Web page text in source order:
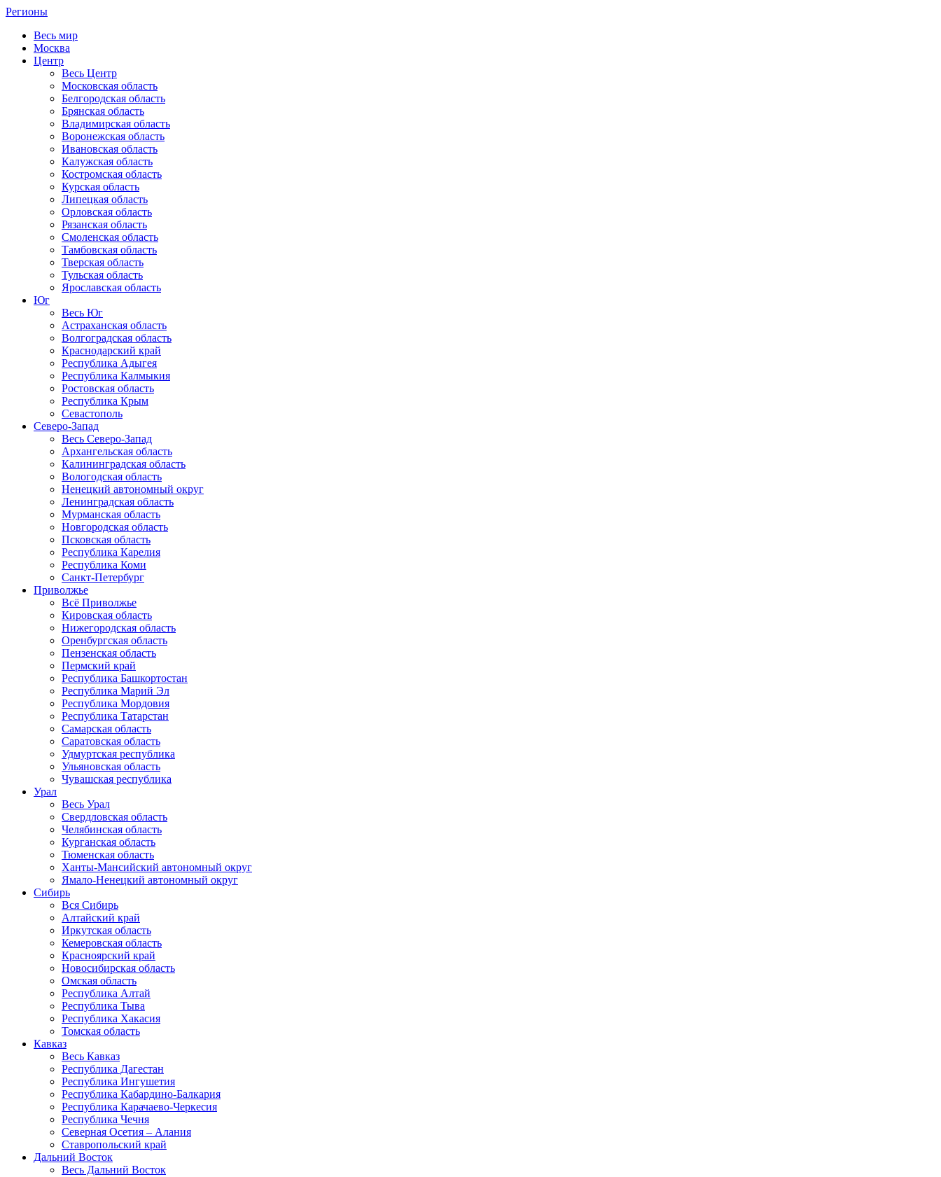
Регионы
Весь мир
Москва
Центр
Весь Центр
Московская область
Белгородская область
Брянская область
Владимирская область
Воронежская область
Ивановская область
Калужская область
Костромская область
Курская область
Липецкая область
Орловская область
Рязанская область
Смоленская область
Тамбовская область
Тверская область
Тульская область
Ярославская область
Юг
Весь Юг
Астраханская область
Волгоградская область
Краснодарский край
Республика Адыгея
Республика Калмыкия
Ростовская область
Республика Крым
Севастополь
Северо-Запад
Весь Северо-Запад
Архангельская область
Калининградская область
Вологодская область
Ненецкий автономный округ
Ленинградская область
Мурманская область
Новгородская область
Псковская область
Республика Карелия
Республика Коми
Санкт-Петербург
Приволжье
Всё Приволжье
Кировская область
Нижегородская область
Оренбургская область
Пензенская область
Пермский край
Республика Башкортостан
Республика Марий Эл
Республика Мордовия
Республика Татарстан
Самарская область
Саратовская область
Удмуртская республика
Ульяновская область
Чувашская республика
Урал
Весь Урал
Свердловская область
Челябинская область
Курганская область
Тюменская область
Ханты-Мансийский автономный округ
Ямало-Ненецкий автономный округ
Сибирь
Вся Сибирь
Алтайский край
Иркутская область
Кемеровская область
Красноярский край
Новосибирская область
Омская область
Республика Алтай
Республика Тыва
Республика Хакасия
Томская область
Кавказ
Весь Кавказ
Республика Дагестан
Республика Ингушетия
Республика Кабардино-Балкария
Республика Карачаево-Черкесия
Республика Чечня
Северная Осетия – Алания
Ставропольский край
Дальний Восток
Весь Дальний Восток